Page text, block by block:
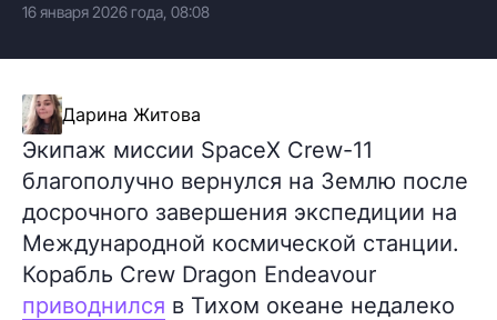
16 января 2026 года, 08:08
Дарина Житова
Экипаж миссии SpaceX Crew-11
благополучно вернулся на Землю после
досрочного завершения экспедиции на
Международной космической станции.
Корабль Crew Dragon Endeavour
приводнился в Тихом океане недалеко